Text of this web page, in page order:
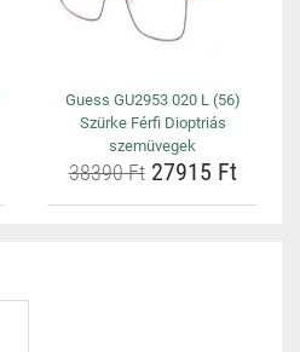
Guess GU2953 020 L (56)
Szürke Férfi Dioptriás
szemüvegek
38390 Ft27915 Ft